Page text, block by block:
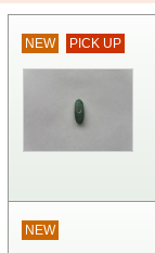
NEW PICK UP
NEW